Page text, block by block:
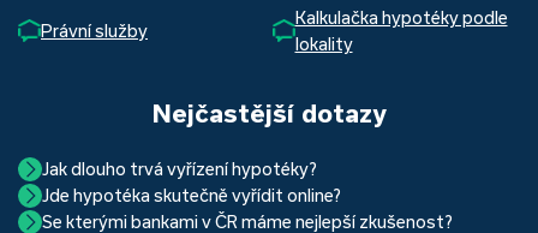
Právní služby
Kalkulačka hypotéky podle
lokality
Nejčastější dotazy
Jak dlouho trvá vyřízení hypotéky?
Hypotéka se dá zvládnout za měsíc i za tři. Nejčastěji její
uzavření trvá okolo 2 měsíců. Důvodem je především
Jde hypotéka skutečně vyřídit online?
Ano, skutečně jde. Díky moderním technologiím, které
Se kterými bankami v ČR máme nejlepší zkušenost?